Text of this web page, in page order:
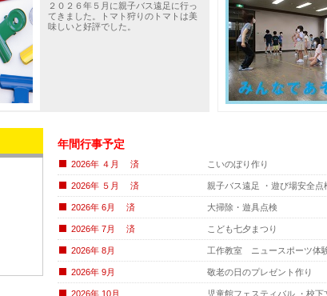
２０２６年５月に親子バス遠足に行っ
てきました。トマト狩りのトマトは美
味しいと好評でした。
年間行事予定
2026年 ４月 済 こいのぼり作り
2026年 ５月 済 親子バス遠足 ・遊び場安全点
2026年 6月 済 大掃除・遊具点検
2026年 7月 済 こども七夕まつり
2026年 8月 工作教室 ニュースポーツ体
2026年 9月 敬老の日のプレゼント作り
2026年 10月 児童館フェスティバル ・校下